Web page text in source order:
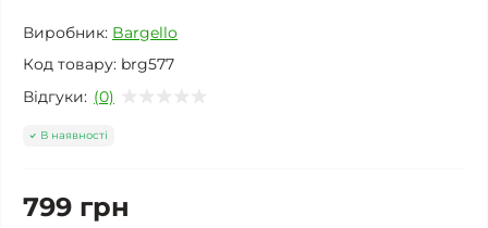
Виробник: Bargello
Код товару: brg577
Відгуки: (0)
В наявності
799 грн